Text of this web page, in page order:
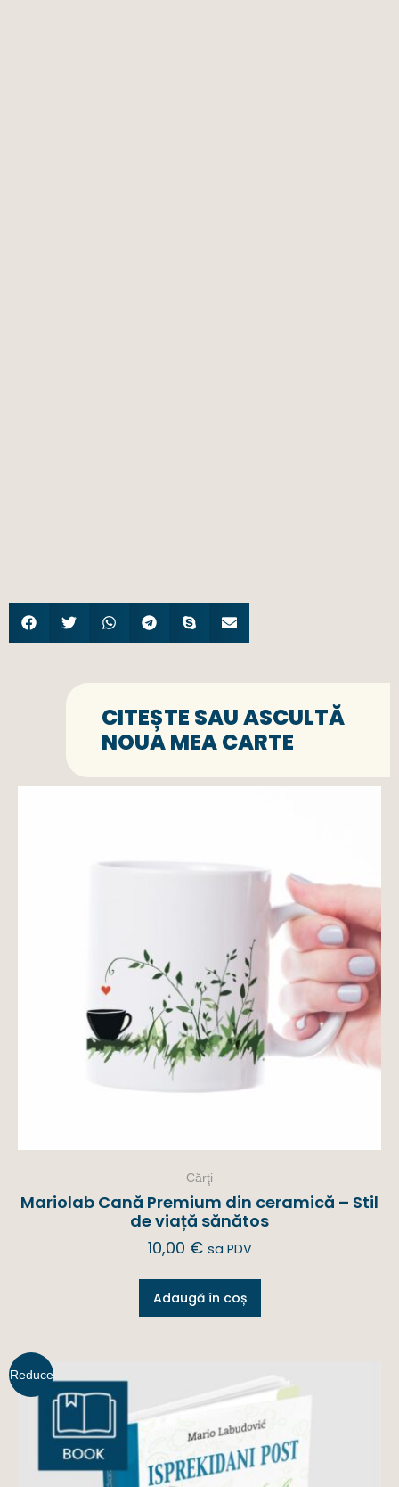
CITEȘTE SAU ASCULTĂ
NOUA MEA CARTE
Cărţi
Mariolab Cană Premium din ceramică – Stil
de viață sănătos
10,00 € sa PDV
Adaugă în coș
Reduce